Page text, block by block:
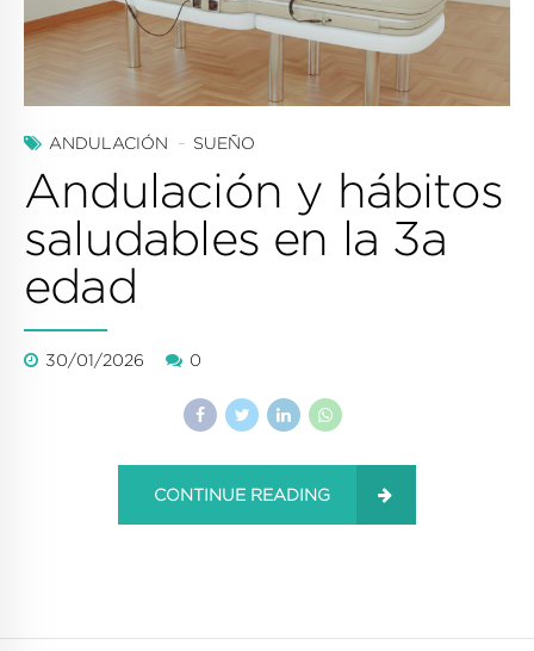
ANDULACIÓN SUEÑO
Andulación y hábitos
saludables en la 3a
edad
30/01/2026 0
CONTINUE READING